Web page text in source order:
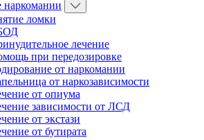
наркомании
ломки
лечение
при передозировке
от наркомании
от наркозависимости
от опиума
зависимости от ЛСД
от экстази
от бутирата